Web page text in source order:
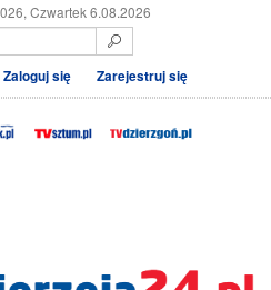
Czwartek 6.08.2026
Zaloguj się Zarejestruj się